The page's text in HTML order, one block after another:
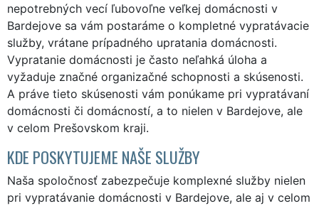
nepotrebných vecí ľubovoľne veľkej domácnosti v
Bardejove sa vám postaráme o kompletné vypratávacie
služby, vrátane prípadného upratania domácnosti.
Vypratanie domácnosti je často neľahká úloha a
vyžaduje značné organizačné schopnosti a skúsenosti.
A práve tieto skúsenosti vám ponúkame pri vypratávaní
domácnosti či domácností, a to nielen v Bardejove, ale
v celom Prešovskom kraji.
KDE POSKYTUJEME NAŠE SLUŽBY
Naša spoločnosť zabezpečuje komplexné služby nielen
pri vypratávanie domácnosti v Bardejove, ale aj v celom